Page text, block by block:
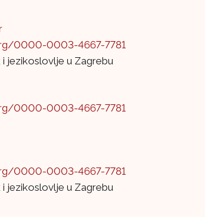
0000-0003-4667-7781
jezikoslovlje u Zagrebu
0000-0003-4667-7781
0000-0003-4667-7781
jezikoslovlje u Zagrebu